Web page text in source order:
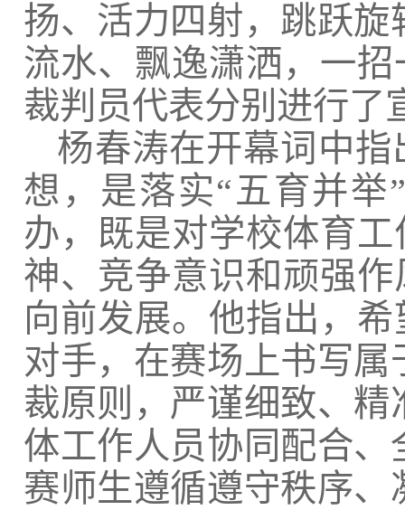
扬、活力四射，跳跃
流水、飘逸潇洒，一
裁判员代表分别进行了
杨春涛在开幕词中
想，是落实“五育并
办，既是对学校体育
神、竞争意识和顽强
向前发展。他指出，
对手，在赛场上书写
裁原则，严谨细致、
体工作人员协同配合
赛师生遵循遵守秩序